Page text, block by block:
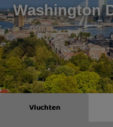
Washington